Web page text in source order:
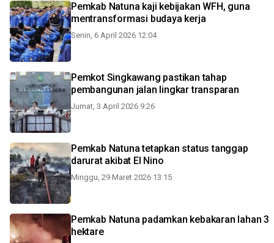
Pemkab Natuna kaji kebijakan WFH, guna
mentransformasi budaya kerja
Senin, 6 April 2026 12:04
Pemkot Singkawang pastikan tahap
pembangunan jalan lingkar transparan
Jumat, 3 April 2026 9:26
Pemkab Natuna tetapkan status tanggap
darurat akibat El Nino
Minggu, 29 Maret 2026 13:15
Pemkab Natuna padamkan kebakaran lahan 3
hektare